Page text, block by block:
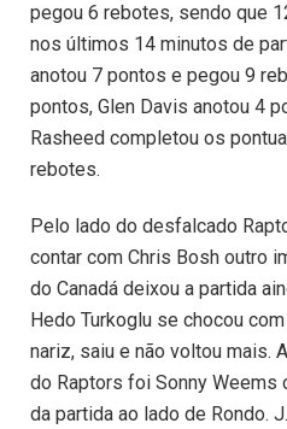
pegou 6 rebotes, sendo que
nos últimos 14 minutos de
anotou 7 pontos e pegou 9
pontos, Glen Davis anotou 4
Rasheed completou os
rebotes.
Pelo lado do desfalcado
contar com Chris Bosh outro
do Canadá deixou a partida
Hedo Turkoglu se chocou
nariz, saiu e não voltou mais.
do Raptors foi Sonny Weems
da partida ao lado de Rondo.